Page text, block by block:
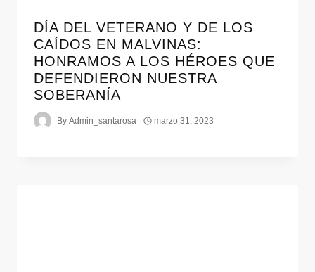
DÍA DEL VETERANO Y DE LOS
CAÍDOS EN MALVINAS:
HONRAMOS A LOS HÉROES QUE
DEFENDIERON NUESTRA
SOBERANÍA
By Admin_santarosa marzo 31, 2023